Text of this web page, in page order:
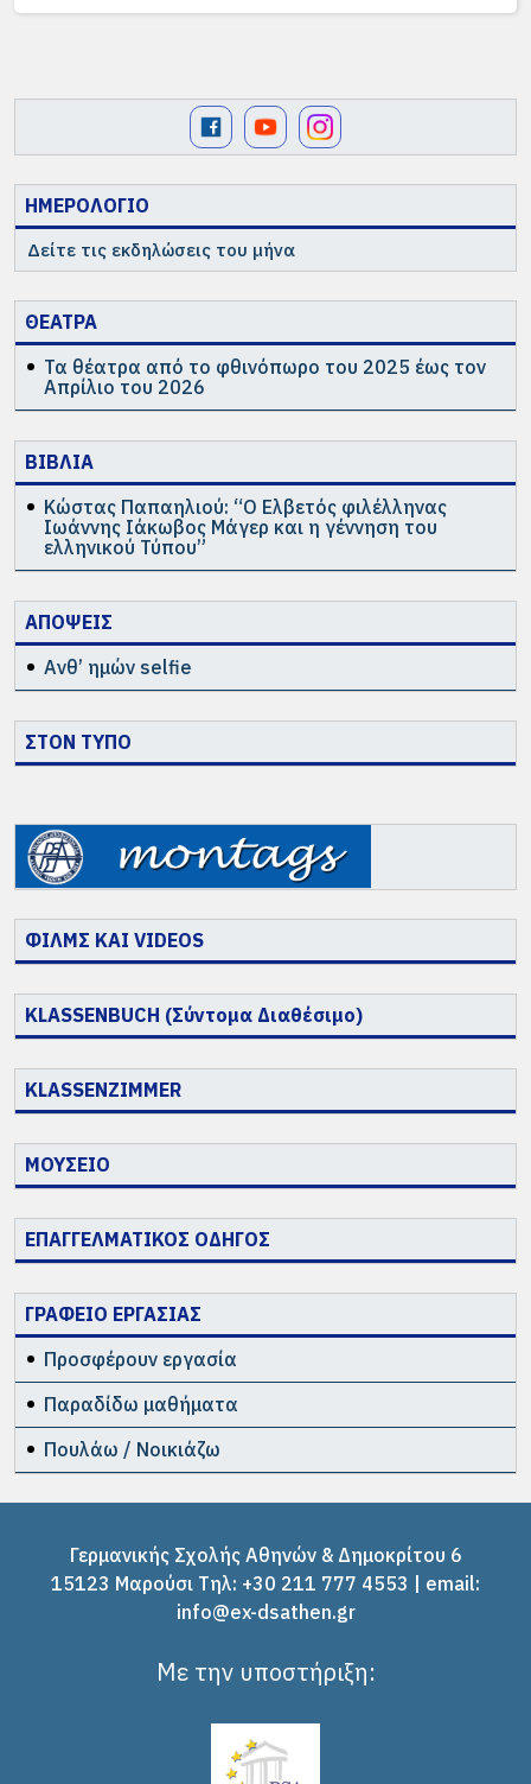
ΗΜΕΡΟΛΟΓΙΟ
Δείτε τις εκδηλώσεις του μήνα
ΘΕΑΤΡΑ
Τα θέατρα από το φθινόπωρο του 2025 έως τον
Απρίλιο του 2026
ΒΙΒΛΙΑ
Κώστας Παπαηλιού: “Ο Ελβετός φιλέλληνας
Ιωάννης Ιάκωβος Μάγερ και η γέννηση του
ελληνικού Τύπου”
ΑΠΟΨΕΙΣ
Ανθ’ ημών selfie
ΣΤΟΝ ΤΥΠΟ
ΦΙΛΜΣ ΚΑΙ VIDEOS
KLASSENBUCH (Σύντομα Διαθέσιμο)
KLASSENZIMMER
ΜΟΥΣΕΙΟ
ΕΠΑΓΓΕΛΜΑΤΙΚΟΣ ΟΔΗΓΟΣ
ΓΡΑΦΕΙΟ ΕΡΓΑΣΙΑΣ
Προσφέρουν εργασία
Παραδίδω μαθήματα
Πουλάω / Νοικιάζω
Γερμανικής Σχολής Αθηνών & Δημοκρίτου 6
15123 Μαρούσι Tηλ: +30 211 777 4553 | email:
info@ex-dsathen.gr
Με την υποστήριξη: